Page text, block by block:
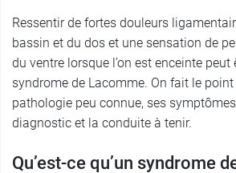
Ressentir de fortes douleurs
bassin et du dos et une sensation de
du ventre lorsque l’on est enceinte peut
syndrome de Lacomme. On fait le
pathologie peu connue, ses
diagnostic et la conduite à tenir.
Qu’est-ce qu’un syndrome